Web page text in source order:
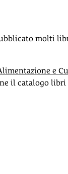
molti
e
il catalogo libri